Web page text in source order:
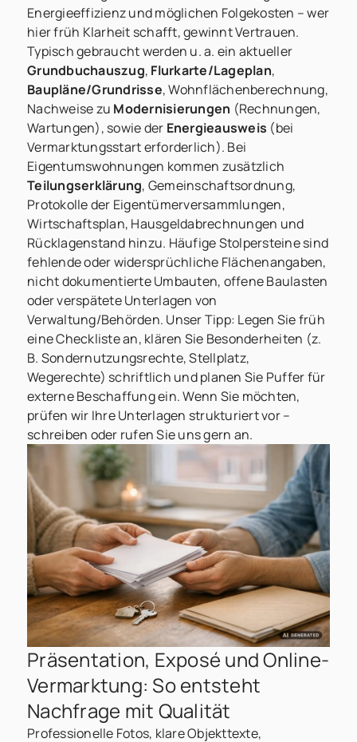
Energieeffizienz und möglichen Folgekosten – wer
hier früh Klarheit schafft, gewinnt Vertrauen.
Typisch gebraucht werden u. a. ein aktueller
Grundbuchauszug, Flurkarte/Lageplan,
Baupläne/Grundrisse, Wohnflächenberechnung,
Nachweise zu Modernisierungen (Rechnungen,
Wartungen), sowie der Energieausweis (bei
Vermarktungsstart erforderlich). Bei
Eigentumswohnungen kommen zusätzlich
Teilungserklärung, Gemeinschaftsordnung,
Protokolle der Eigentümerversammlungen,
Wirtschaftsplan, Hausgeldabrechnungen und
Rücklagenstand hinzu. Häufige Stolpersteine sind
fehlende oder widersprüchliche Flächenangaben,
nicht dokumentierte Umbauten, offene Baulasten
oder verspätete Unterlagen von
Verwaltung/Behörden. Unser Tipp: Legen Sie früh
eine Checkliste an, klären Sie Besonderheiten (z.
B. Sondernutzungsrechte, Stellplatz,
Wegerechte) schriftlich und planen Sie Puffer für
externe Beschaffung ein. Wenn Sie möchten,
prüfen wir Ihre Unterlagen strukturiert vor –
schreiben oder rufen Sie uns gern an.
Präsentation, Exposé und Online-
Vermarktung: So entsteht
Nachfrage mit Qualität
Professionelle Fotos, klare Objekttexte,